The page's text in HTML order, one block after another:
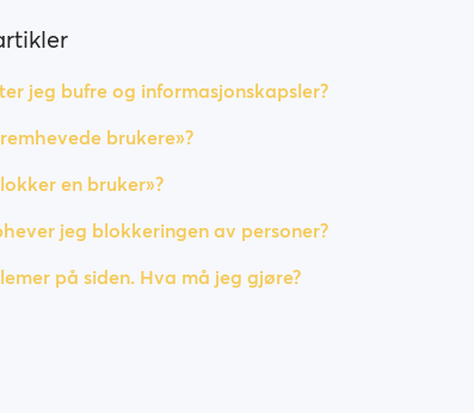
jeg bufre og informasjonskapsler?
brukere»?
en bruker»?
jeg blokkeringen av personer?
på siden. Hva må jeg gjøre?